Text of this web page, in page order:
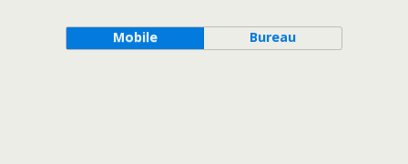
Mobile Bureau